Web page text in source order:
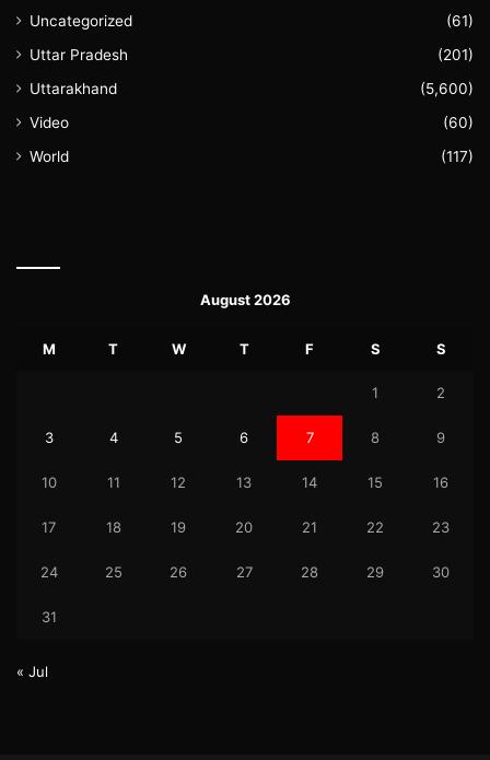
Uncategorized
(61)
Uttar Pradesh
(201)
Uttarakhand
(5,600)
Video
(60)
World
(117)
August 2026
M T W T F S S
1 2
3 4 5 6 7 8 9
10 11 12 13 14 15 16
17 18 19 20 21 22 23
24 25 26 27 28 29 30
31
« Jul